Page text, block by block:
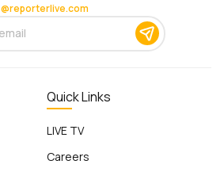
Quick Links
LIVE TV
Careers